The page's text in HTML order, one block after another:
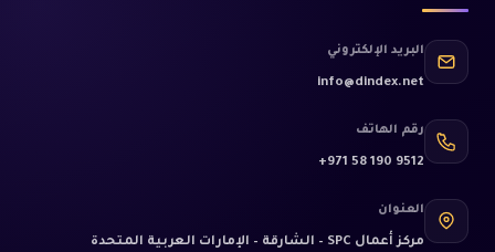
البريد الإلكتروني
info@dindex.net
رقم الهاتف
+971 58 190 9512
العنوان
مركز أعمال SPC – الشارقة – الإمارات العربية المتحدة